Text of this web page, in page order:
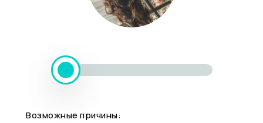
Возможные причины: